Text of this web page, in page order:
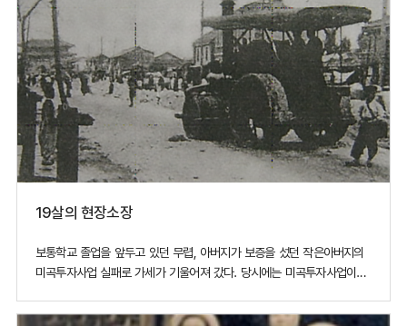
19살의 현장소장
보통학교 졸업을 앞두고 있던 무렵, 아버지가 보증을 섰던 작은아버지의
미곡투자사업 실패로 가세가 기울어져 갔다. 당시에는 미곡투자사업이
짙었다. 앞날이 어찌될지 불투명할 때 당시 경주-감포간 도로공사를